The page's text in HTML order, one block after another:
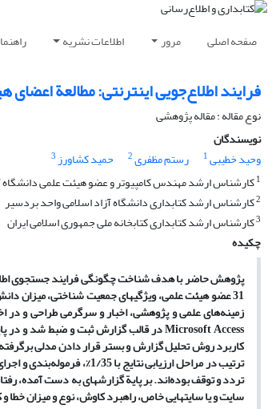
صفحه اصلی مرور اطلاعات نشریه
فرایند اطلاع‌جویی اینترنتی: مطالعة
نوع مقاله : مقاله پژوهشی
نویسندگان
وحید خطیبی1 رستم مظفری2 حمید کشاورز3
1کارشناس ارشد مهندس کامپیوتر و عضو هیئت علمی دانشگاه
2کارشناس ارشد کتابداری دانشگاه آزاد اسلامی واحد بردسیر
3کارشناس ارشد کتابداری کتابخانه ملی جمهوری اسلامی ایران
چکیده
پژوهش حاضر با هدف شناخت چگونگی فرایند جستجوی
31 عضو هیئت علمی، ویژگیهای جمعیت شناختی، میزان
زمینه‌های علمی و پژوهشی،‌ اخبار و سرگرمی طراحی و در
Microsoft Accessدر قالب گزارش ثبت و ضبط شد و در
کاربرد روش تحلیل گزارش و بستر قرار دادن مدلی
ترتیبدر مراحل ارزیابی نتایج با 1/35%، فرموله‌بندی و اجرای پرسش با 9/29%، گزینش منبع با 7/15%، استخراج اطلاعات با1/15%، دریافت مسئله با 2/2% و توقف/تأمل با 9/1%
تردد و توقف بوده‌اند. بر پایة گزارشهای به دست آمده،
سایت و یا سایتهایی خاص،‌ راهبرد کاوش، نوع و میزان خطا